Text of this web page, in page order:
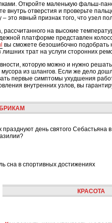
Откройте маленькую фальш-
отверстия и проверьте
явный признак того, что узел
на высокие
платформе представлен
вы сможете безошибочно подобрать
трат на услуги сторонних
которую можно и нужно
из шлангов. Если же дело
первые симптомы ухудшения
внутренних узлов, вы
празднуют день святого Себастьяна в
сна в спортивных достижениях
КРАСОТА